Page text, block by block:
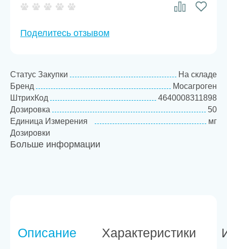
Поделитесь отзывом
Статус Закупки
На складе
Бренд
Мосагроген
ШтрихКод
4640008311898
Дозировка
50
Единица Измерения
Дозировки
мг
Товарная категория
Больше информации
Описание Характеристики